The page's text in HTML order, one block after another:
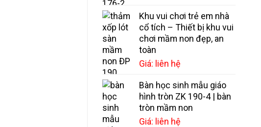
Khu vui chơi trẻ em nhà
cổ tích – Thiết bị khu vui
chơi mầm non đẹp, an
toàn
Giá: liên hệ
Bàn học sinh mẫu giáo
hình tròn ZK 190-4 | bàn
tròn mầm non
Giá: liên hệ